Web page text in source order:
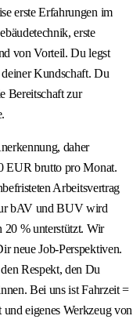
erste Erfahrungen im
erste
von Vorteil. Du legst
Kundschaft. Du
Bereitschaft zur
daher
EUR brutto pro Monat.
Arbeitsvertrag
bAV und BUV wird
20 % unterstützt. Wir
neue Job-Perspektiven.
Respekt, den Du
Bei uns ist Fahrzeit =
eigenes Werkzeug von